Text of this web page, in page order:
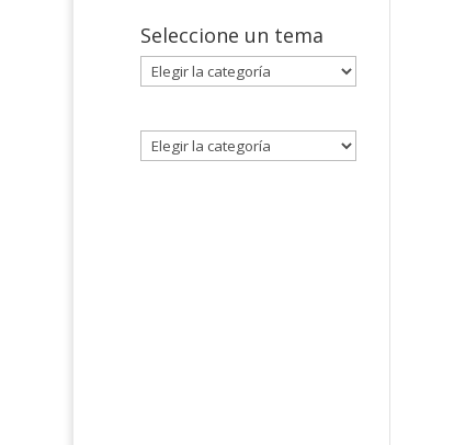
Seleccione un tema
Seleccione
un